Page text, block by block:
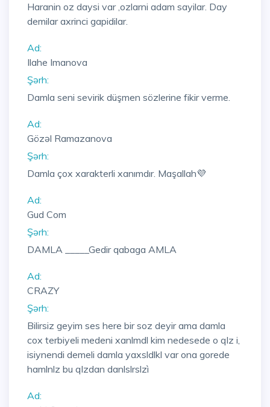
Haranin oz daysi var ,ozlarni adam sayilar. Day
demilar axrinci gapidilar.
Ad:
Ilahe Imanova
Şərh:
Damla seni sevirik düşmen sözlerine fikir verme.
Ad:
Gözəl Ramazanova
Şərh:
Damla çox xarakterli xanımdır. Maşallah💜
Ad:
Gud Com
Şərh:
DAMLA _____Gedir qabaga AMLA
Ad:
CRAZY
Şərh:
Bilirsiz geyim ses here bir soz deyir ama damla
cox terbiyeli medeni xanlmdl kim nedesede o qlz i,
isiynendi demeli damla yaxsldlkl var ona gorede
hamlnlz bu qlzdan danlslrslzì
Ad: